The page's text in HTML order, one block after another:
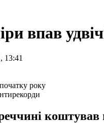
впав
13:41
коштував